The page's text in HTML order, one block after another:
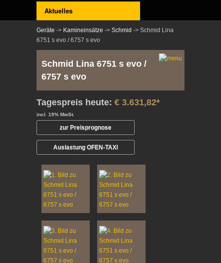
Aktuelles
Geräte -> Kamineinsätze -> Schmid -> Schmid Lina
6751 s evo / 6757 s evo
Schmid Lina 6751 s evo /
6757 s evo
Tagespreis heute: € 3.631,82*
incl. 19% MwSt.
zur Preisprognose
Auslastung OFEN-TAXI